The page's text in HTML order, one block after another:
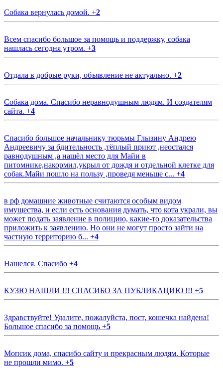
Собака вернулась домой. +2
Всем спасибо большое за помощь и поддержку, собака
нашлась сегодня утром. +3
Отдала в добрые руки, объявление не актуально. +2
Собака дома. Спасибо неравнодушным людям. И создателям
сайта. +4
Спасибо большое начальнику тюрьмы Глызину Андрею
Андреевичу за бдительность ,тёплый приют ,неостался
равнодушным ,а нашёл место для Майи в
питомнике,накормил,укрыл от дождя и отдельной клетке для
собак.Майи пошло на пользу ,проведя меньше с... +4
в рф домашние животные считаются особым видом
имущества, и если есть основания думать, что кота украли, вы
может подать заявление в полицию, какие-то доказательства
приложить к заявлению. Но они не могут просто зайти на
частную территорию б... +4
Нашелся. Спасибо +4
КУЗЮ НАШЛИ !!! СПАСИБО ЗА ПУБЛИКАЦИЮ !!! +5
Здравствуйте! Удалите, пожалуйста, пост, кошечка найдена!
Большое спасибо за помощь +5
Мопсик дома, спасибо сайту и прекрасным людям. Которые
не прошли мимо. +5